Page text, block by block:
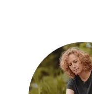
premium*:
mois (Apple)